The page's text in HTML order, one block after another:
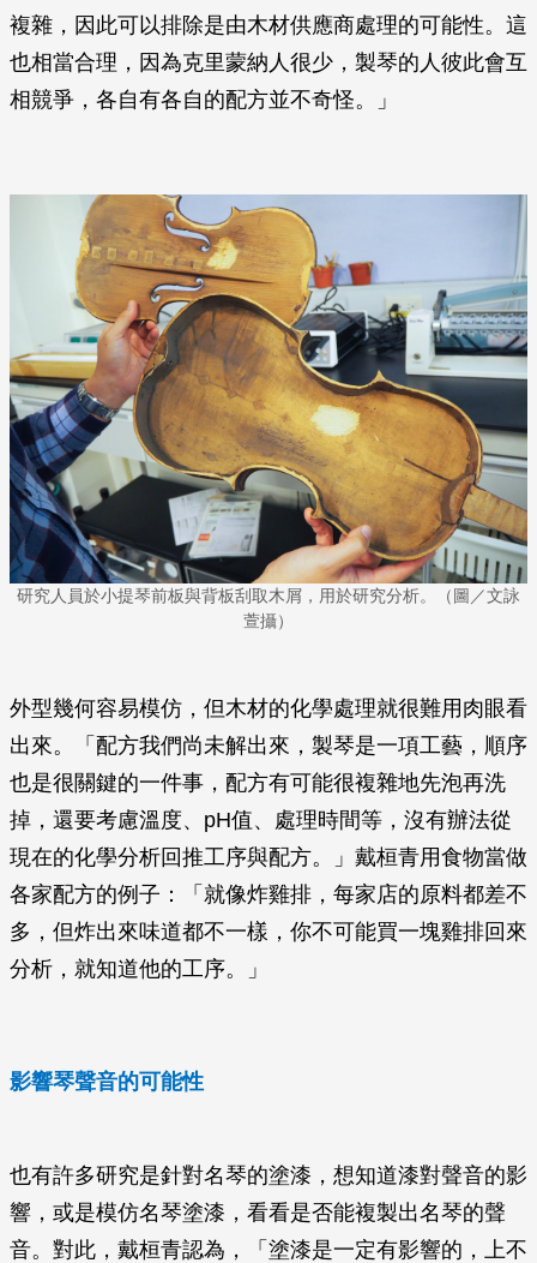
複雜，因此可以排除是由木材供應商處理的可能性。這
也相當合理，因為克里蒙納人很少，製琴的人彼此會互
相競爭，各自有各自的配方並不奇怪。」
研究人員於小提琴前板與背板刮取木屑，用於研究分析。（圖／文詠
萱攝）
外型幾何容易模仿，但木材的化學處理就很難用肉眼看
出來。「配方我們尚未解出來，製琴是一項工藝，順序
也是很關鍵的一件事，配方有可能很複雜地先泡再洗
掉，還要考慮溫度、pH值、處理時間等，沒有辦法從
現在的化學分析回推工序與配方。」戴桓青用食物當做
各家配方的例子：「就像炸雞排，每家店的原料都差不
多，但炸出來味道都不一樣，你不可能買一塊雞排回來
分析，就知道他的工序。」
影響琴聲音的可能性
也有許多研究是針對名琴的塗漆，想知道漆對聲音的影
響，或是模仿名琴塗漆，看看是否能複製出名琴的聲
音。對此，戴桓青認為，「塗漆是一定有影響的，上不